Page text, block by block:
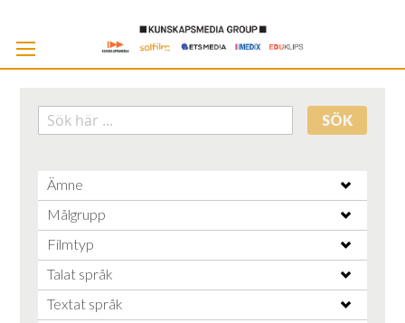
SÖK
Ämne
Målgrupp
Filmtyp
Talat språk
Textat språk